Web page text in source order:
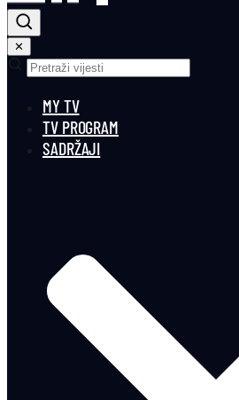
✕
MY TV
TV PROGRAM
SADRŽAJI